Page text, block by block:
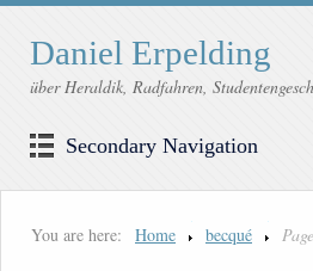
Daniel Erpelding
über Heraldik, Radfahren,
Secondary Navigation
You are here: Home becqué